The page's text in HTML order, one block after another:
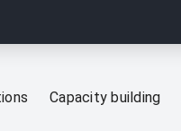
Capacity building